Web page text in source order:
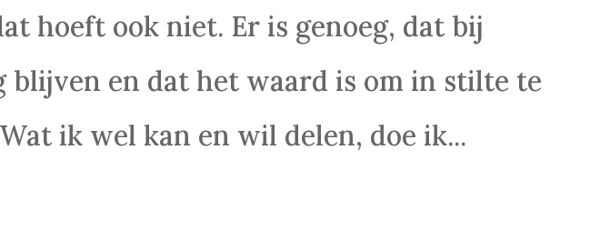
hoeft ook niet. Er is genoeg, dat bij
blijven en dat het waard is om in stilte te
ik wel kan en wil delen, doe ik...